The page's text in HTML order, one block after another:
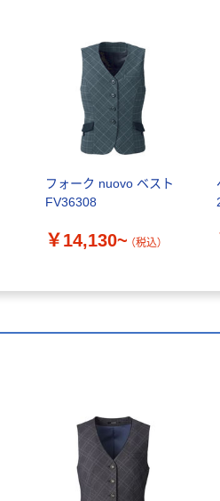
フォーク nuovo ベスト
FV36308
￥14,130~ （税込）